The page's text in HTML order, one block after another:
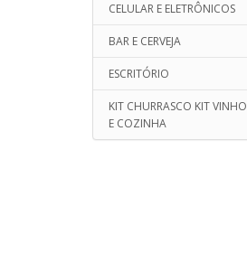
CELULAR E ELETRÔNICOS
BAR E CERVEJA
ESCRITÓRIO
KIT CHURRASCO KIT VINHO
E COZINHA